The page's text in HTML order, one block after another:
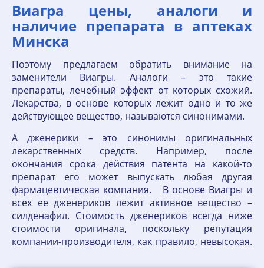
Виагра цены, аналоги и
наличие препарата в аптеках
Минска
Поэтому предлагаем обратить внимание на
заменители Виагры. Аналоги – это такие
препараты, лечебный эффект от которых схожий.
Лекарства, в основе которых лежит одно и то же
действующее вещество, называются синонимами.
А дженерики – это синонимы оригинальных
лекарственных средств. Например, после
окончания срока действия патента на какой-то
препарат его может выпускать любая другая
фармацевтическая компания. В основе Виагры и
всех ее дженериков лежит активное вещество –
силденафил. Стоимость дженериков всегда ниже
стоимости оригинала, поскольку репутация
компании-производителя, как правило, невысокая.